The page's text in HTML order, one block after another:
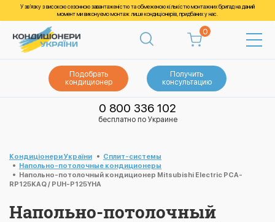
У зв’язку з високою сезонною завантаженістю та обмеженою кількістю монтажних бригад на даний
момент ми виконуємо монтаж лише кондиціонерів, придбаних у нас.
0
Подобрать
кондиционер
Получить
консультацию
0 800 336 102
бесплатно по Украине
Кондиціонери України
Cплит-системы
Напольно-потолочные кондиционеры
Напольно-потолочный кондиционер Mitsubishi Electric PCA-
RP125KAQ / PUH-P125YHA
Напольно-потолочный